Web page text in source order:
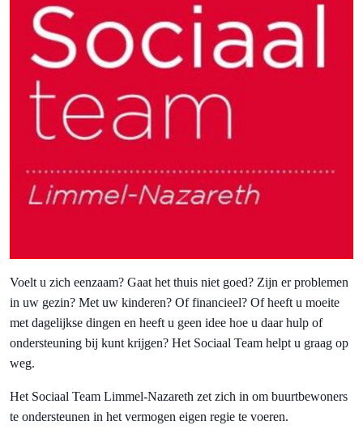
Voelt u zich eenzaam? Gaat het thuis niet goed? Zijn er problemen
in uw gezin? Met uw kinderen? Of financieel? Of heeft u moeite
met dagelijkse dingen en heeft u geen idee hoe u daar hulp of
ondersteuning bij kunt krijgen? Het Sociaal Team helpt u graag op
weg.
Het Sociaal Team Limmel-Nazareth zet zich in om buurtbewoners
te ondersteunen in het vermogen eigen regie te voeren.